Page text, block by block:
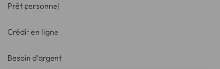
Prêt personnel
Crédit en ligne
Besoin d'argent